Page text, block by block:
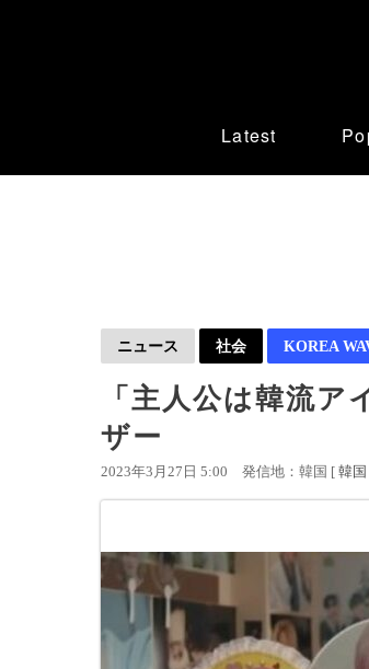
Latest
ニュース 社会 KOREA
「主人公は韓流
ザー
2023年3月27日 5:00 発信地：韓国 [ 韓